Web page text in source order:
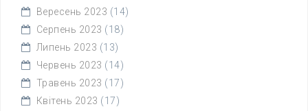
Вересень 2023 (14)
Серпень 2023 (18)
Липень 2023 (13)
Червень 2023 (14)
Травень 2023 (17)
Квітень 2023 (17)